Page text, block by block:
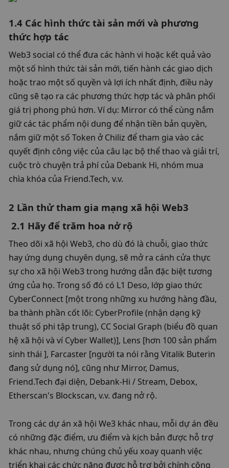
1.4 Các hình thức tài sản mới và phương
thức hợp tác
Web3 social có thể đưa các hành vi hoặc kết quả vào
một số hình thức tài sản mới, tiến hành các giao dịch
hoặc trao một số quyền và lợi ích nhất định, điều này
cũng sẽ tạo ra các phương thức hợp tác và phân phối
giá trị phong phú hơn. Ví dụ: Mirror có thể cùng nắm
giữ các tác phẩm nội dung để nhận tiền bản quyền,
nắm giữ một số Token ở Chiliz để tham gia vào các
quyết định công việc của câu lạc bộ thể thao và giải trí,
cuộc trò chuyện trả phí của Debank Hi, nhóm mua
chìa khóa của Friend.Tech, v.v.
2 Lần thử tham gia mạng xã hội Web3
2.1 Hãy để trăm hoa nở rộ
Theo dõi xã hội Web3, cho dù đó là chuỗi, giao thức
hay ứng dụng chuyên dụng, sẽ mở ra cánh cửa thực
sự cho xã hội Web3 trong hướng dẫn đặc biệt tương
ứng của họ. Trong số đó có L1 Deso, lớp giao thức
CyberConnect [một trong những xu hướng hàng đầu,
ba thành phần cốt lõi: CyberProfile (nhận dạng kỹ
thuật số phi tập trung), CC Social Graph (biểu đồ quan
hệ xã hội và ví Cyber ​​​​Wallet)], Lens [hơn 100 sản phẩm
sinh thái ], Farcaster [người ta nói rằng Vitalik Buterin
đang sử dụng nó], cũng như Mirror, Damus,
Friend.Tech đại diện, Debank-Hi / Stream, Debox,
Etherscan's Blockscan, v.v. đang nở rộ.
Trong các dự án xã hội We3 khác nhau, mỗi dự án đều
có những đặc điểm, ưu điểm và kịch bản được hỗ trợ
khác nhau, nhưng chúng chủ yếu xoay quanh việc
triển khai các chức năng được hỗ trợ bởi chính công